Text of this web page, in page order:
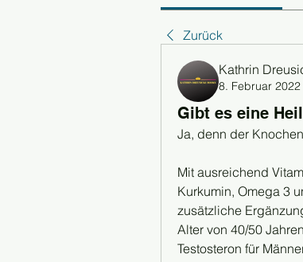
Zurück
Kathrin
8. Februar 2022
Gibt es eine
Ja, denn der
Mit ausreichend
Kurkumin, Omega 3
zusätzliche
Alter von 40/50
Testosteron für